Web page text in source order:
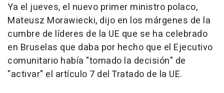
Ya el jueves, el nuevo primer ministro polaco,
Mateusz Morawiecki, dijo en los márgenes de la
cumbre de líderes de la UE que se ha celebrado
en Bruselas que daba por hecho que el Ejecutivo
comunitario había "tomado la decisión" de
"activar" el artículo 7 del Tratado de la UE.